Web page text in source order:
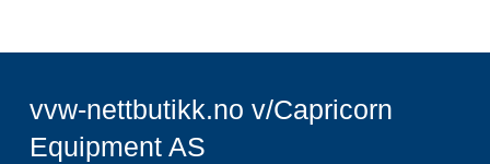
vvw-nettbutikk.no v/Capricorn
Equipment AS